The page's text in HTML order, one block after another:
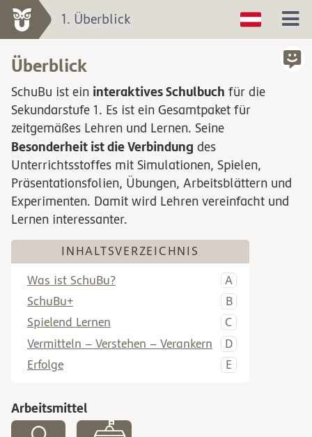
Überblick
SchuBu ist ein interaktives Schulbuch für die
Sekundarstufe 1. Es ist ein Gesamtpaket für
zeitgemäßes Lehren und Lernen. Seine
Besonderheit ist die Verbindung des
Unterrichtsstoffes mit Simulationen, Spielen,
Präsentationsfolien, Übungen, Arbeitsblättern und
Experimenten. Damit wird Lehren vereinfacht und
Lernen interessanter.
INHALTSVERZEICHNIS
Was ist SchuBu?
SchuBu+
Spielend Lernen
Vermitteln – Verstehen – Verankern
Erfolge
Arbeitsmittel
1. Überblick